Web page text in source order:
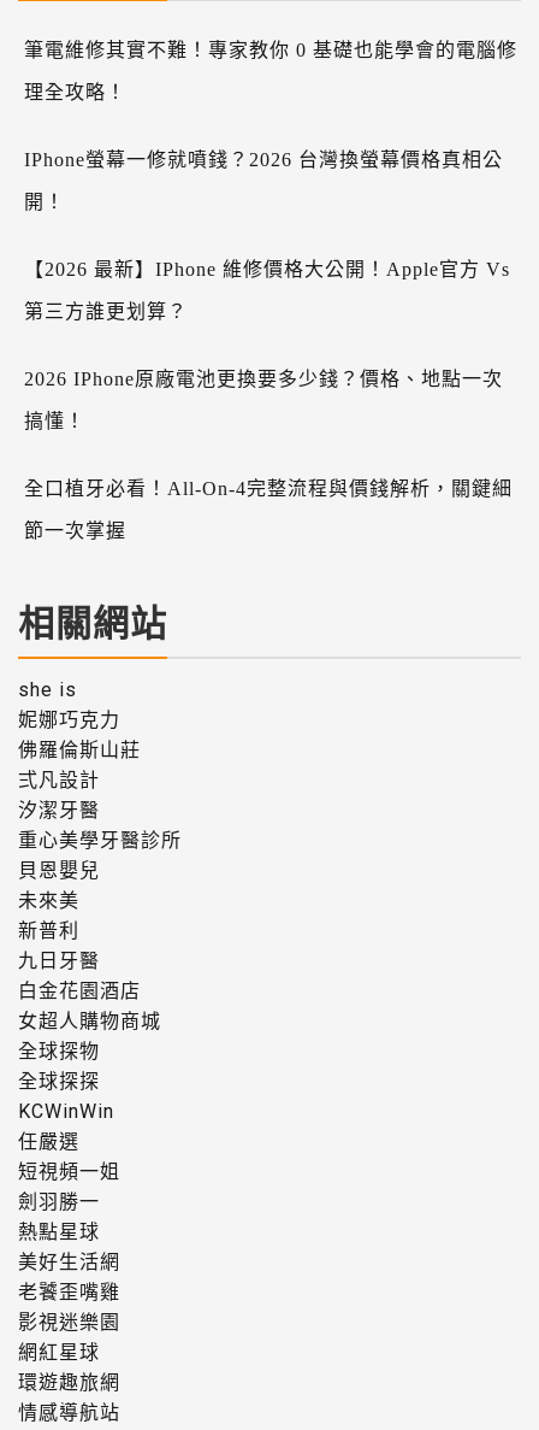
筆電維修其實不難！專家教你 0 基礎也能學會的電腦修
理全攻略！
IPhone螢幕一修就噴錢？2026 台灣換螢幕價格真相公
開！
【2026 最新】iPhone 維修價格大公開！Apple官方 Vs
第三方誰更划算？
2026 IPhone原廠電池更換要多少錢？價格、地點一次
搞懂！
全口植牙必看！All-On-4完整流程與價錢解析，關鍵細
節一次掌握
相關網站
she is
妮娜巧克力
佛羅倫斯山莊
弍凡設計
汐潔牙醫
重心美學牙醫診所
貝恩嬰兒
未來美
新普利
九日牙醫
白金花園酒店
女超人購物商城
全球探物
全球探探
KCWinWin
任嚴選
短視頻一姐
劍羽勝一
熱點星球
美好生活網
老饕歪嘴雞
影視迷樂園
網紅星球
環遊趣旅網
情感導航站